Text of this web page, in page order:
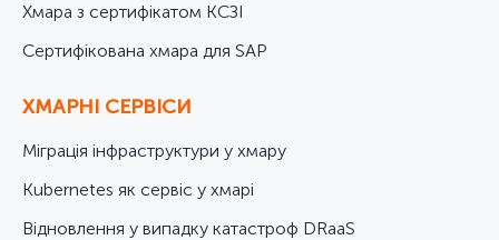
Хмара з сертифікатом КСЗІ
Cертифікована хмара для SAP
ХМАРНІ СЕРВІСИ
Міграція інфраструктури у хмару
Kubernetes як сервіс у хмарі
Відновлення у випадку катастроф DRaaS